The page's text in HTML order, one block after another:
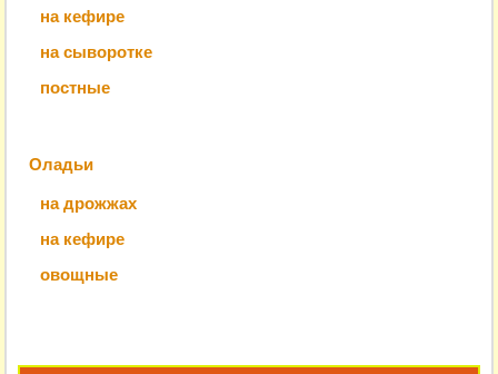
на кефире
на сыворотке
постные
Оладьи
на дрожжах
на кефире
овощные